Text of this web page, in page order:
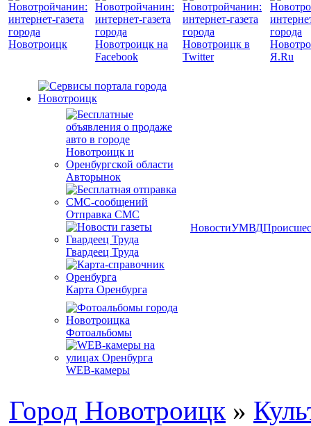
Авторынок
Отправка СМС
Гвардеец Труда
Карта Оренбурга
Фотоальбомы
WEB-камеры
НовостиУМВД
Город Новотроицк »